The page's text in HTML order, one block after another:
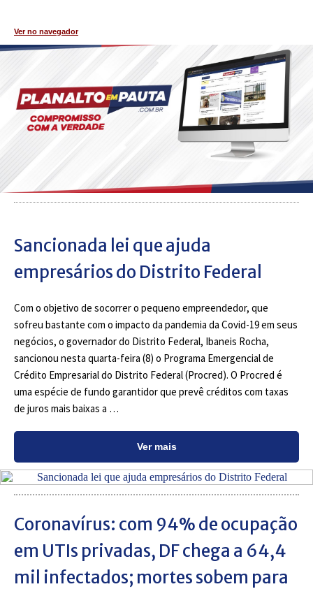
Ver no navegador
Sancionada lei que ajuda
empresários do Distrito Federal
Com o objetivo de socorrer o pequeno empreendedor, que
sofreu bastante com o impacto da pandemia da Covid-19 em seus
negócios, o governador do Distrito Federal, Ibaneis Rocha,
sancionou nesta quarta-feira (8) o Programa Emergencial de
Crédito Empresarial do Distrito Federal (Procred). O Procred é
uma espécie de fundo garantidor que prevê créditos com taxas
de juros mais baixas a …
Ver mais
Coronavírus: com 94% de ocupação
em UTIs privadas, DF chega a 64,4
mil infectados; mortes sobem para